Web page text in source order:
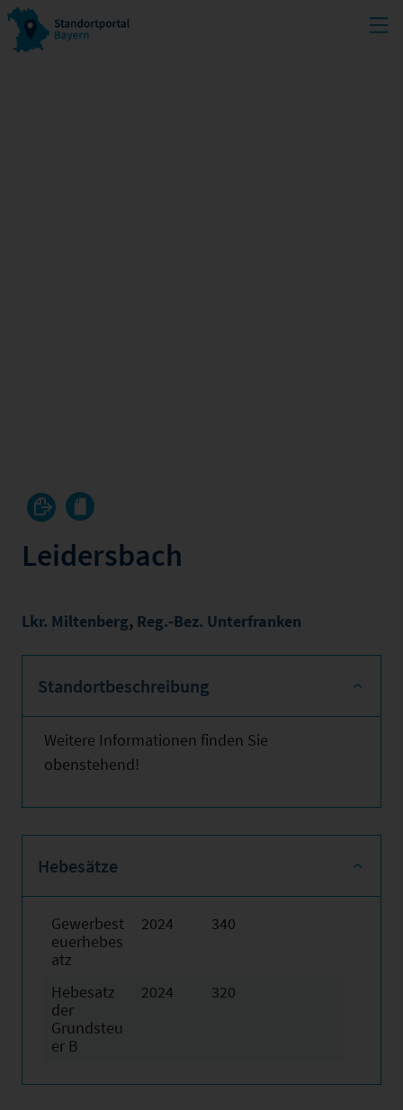
Leidersbach
Lkr. Miltenberg, Reg.-Bez. Unterfranken
Standortbeschreibung
Weitere Informationen finden Sie
obenstehend!
Hebesätze
Gewerbest
euerhebes
atz
2024 340
Hebesatz
der
Grundsteu
er B
2024 320